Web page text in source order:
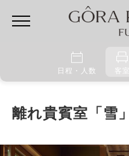
日程・人数 客室
離れ貴賓室「雪」